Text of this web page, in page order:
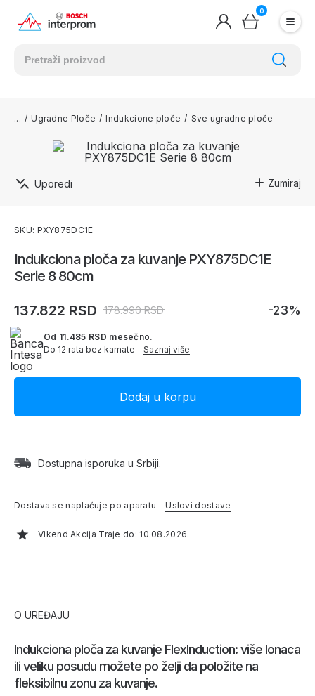
0
Zumiraj
Uporedi
/ Ugradne Ploče / Indukcione ploče / Sve ugradne ploče
Indukciona ploča za kuvanje PXY875DC1E
Serie 8 80cm
137.822 RSD 178.990 RSD -23%
Od 11.485 RSD mesečno.
Do 12 rata bez kamate - Saznaj više
Dostupna isporuka u Srbiji.
Dostava se naplaćuje po aparatu -Uslovi dostave
Vikend Akcija Traje do: 10.08.2026.
SKU: PXY875DC1E
O UREĐAJU
Indukciona ploča za kuvanje FlexInduction: više lonaca
ili veliku posudu možete po želji da položite na
fleksibilnu zonu za kuvanje.